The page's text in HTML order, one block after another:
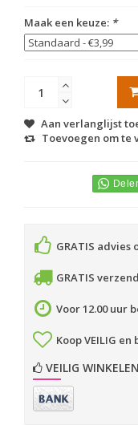
Maak een keuze: *
Aan verlanglijst
Toevoegen om te
GRATIS
GRATIS
Voor 12.00 uur
Koop VEILIG
VEILIG WINKELEN